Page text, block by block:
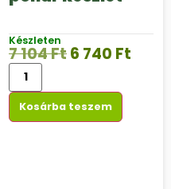
Készleten
7 104Ft6 740 Ft
Kosárba teszem